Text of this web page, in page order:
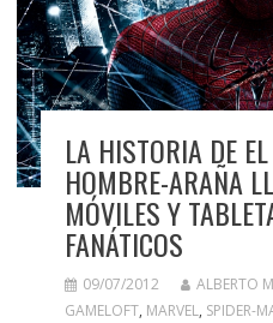
LA HISTORIA DE
HOMBRE-ARAÑA
MÓVILES Y
FANÁTICOS
09/07/2012
ALBERTO
GAMELOFT, MARVEL, SPIDER-